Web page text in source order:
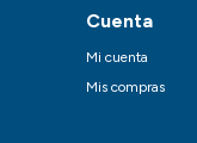
Cuenta
Mi cuenta
Mis compras